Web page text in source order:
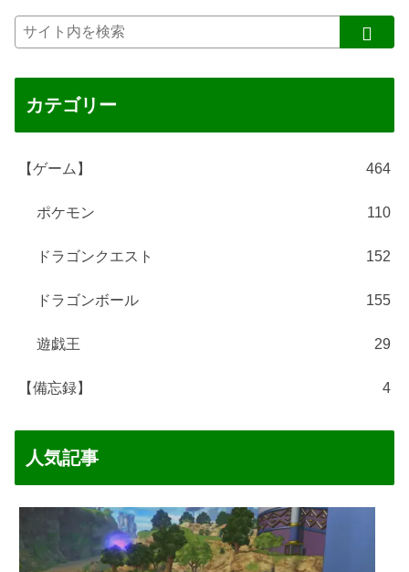
カテゴリー
【ゲーム】 464
ポケモン 110
ドラゴンクエスト 152
ドラゴンボール 155
遊戯王 29
【備忘録】 4
人気記事